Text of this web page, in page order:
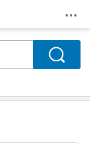
メ
検索